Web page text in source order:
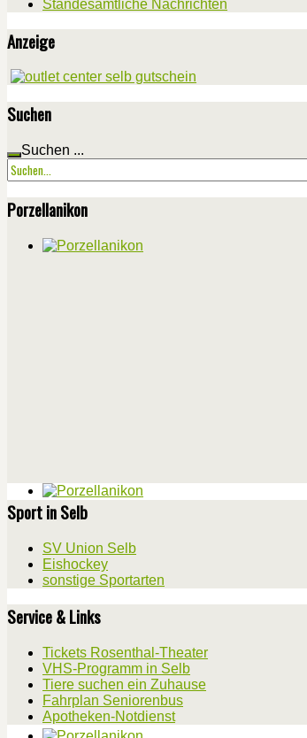
Standesamtliche Nachrichten
Anzeige
Suchen
Suchen ...
Porzellanikon
Sport in Selb
SV Union Selb
Eishockey
sonstige Sportarten
Service & Links
Tickets Rosenthal-Theater
VHS-Programm in Selb
Tiere suchen ein Zuhause
Fahrplan Seniorenbus
Apotheken-Notdienst